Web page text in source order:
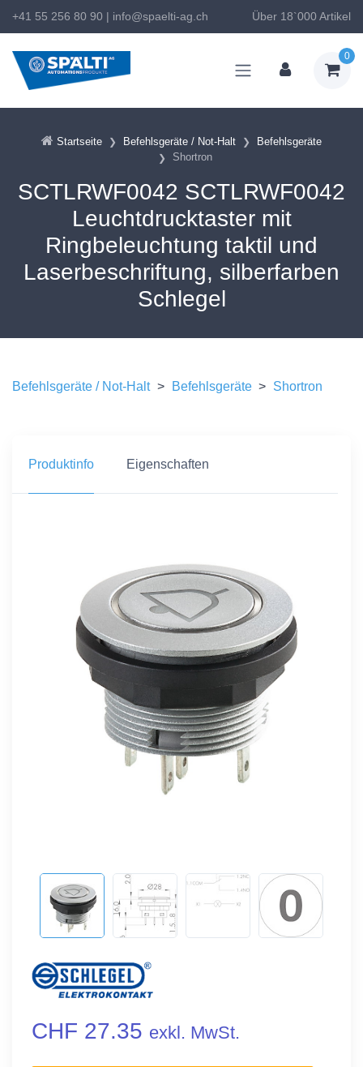
+41 55 256 80 90 | info@spaelti-ag.ch Über 18`000 Artikel
0
Startseite Befehlsgeräte / Not-Halt
Befehlsgeräte
Shortron
SCTLRWF0042 SCTLRWF0042
Leuchtdrucktaster mit
Ringbeleuchtung taktil und
Laserbeschriftung, silberfarben
Schlegel
Befehlsgeräte / Not-Halt > Befehlsgeräte > Shortron
Produktinfo Eigenschaften
CHF 27.35 exkl. MwSt.